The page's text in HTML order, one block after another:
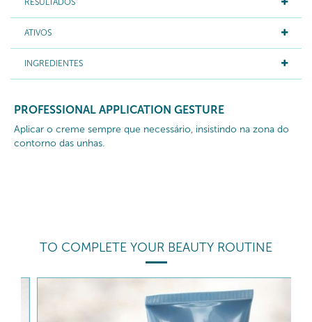
RESULTADOS
ATIVOS
INGREDIENTES
PROFESSIONAL APPLICATION GESTURE
Aplicar o creme sempre que necessário, insistindo na zona do
contorno das unhas.
TO COMPLETE YOUR BEAUTY ROUTINE